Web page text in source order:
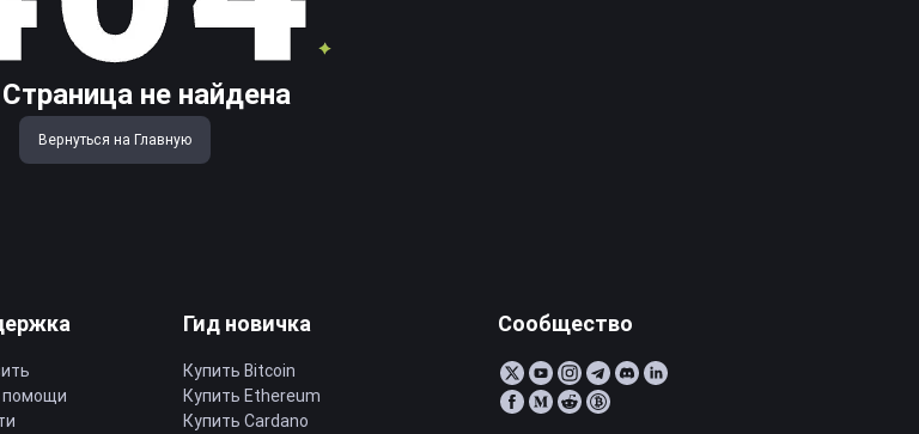
не найдена
Вернуться на Главную
помощи
Гид новичка
Купить Bitcoin
Купить Ethereum
Купить Cardano
Сообщество